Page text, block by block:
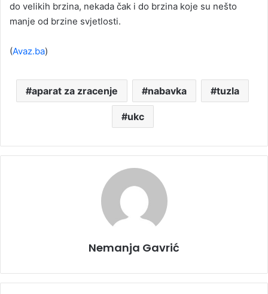
do velikih brzina, nekada čak i do brzina koje su nešto
manje od brzine svjetlosti.
(Avaz.ba)
aparat za zracenje nabavka tuzla
ukc
Nemanja Gavrić